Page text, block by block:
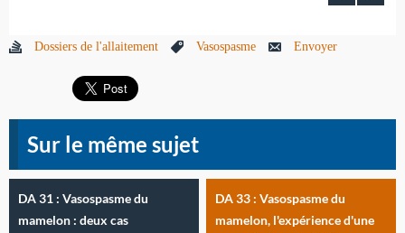
Dossiers de l'allaitement Vasospasme Envoyer
Sur le même sujet
DA 31 : Vasospasme du
mamelon : deux cas
DA 33 : Vasospasme du
mamelon, l'expérience d'une